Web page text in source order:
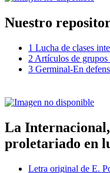
Nuestro
1 Lucha de clases
2 Artículos de
3 Germinal-En
La
proletariado en
Letra original de E.